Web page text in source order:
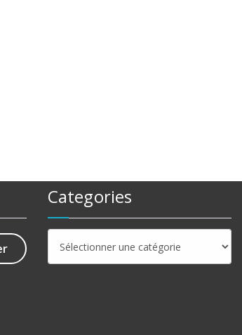
Categories
Categories